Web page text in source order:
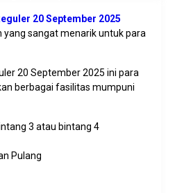
20 September 2025
sangat menarik untuk para
20 September 2025 ini para
berbagai fasilitas mumpuni
3 atau bintang 4
Pulang